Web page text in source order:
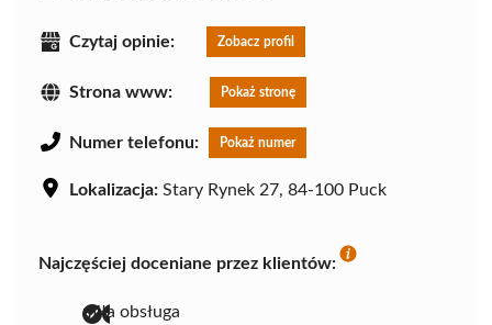
Czytaj opinie: Zobacz profil
Strona www: Pokaż stronę
Numer telefonu: Pokaż numer
Lokalizacja: Stary Rynek 27, 84-100 Puck
Najczęściej doceniane przez klientów:
miła obsługa